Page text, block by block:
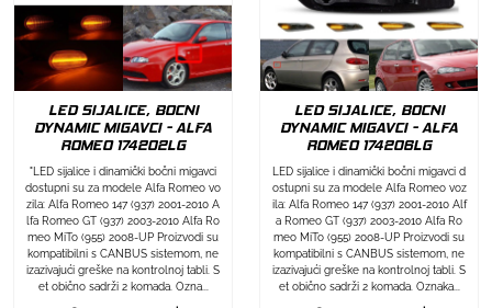
LED SIJALICE, BOCNI
DYNAMIC MIGAVCI - ALFA
ROMEO 174202LG
"LED sijalice i dinamički bočni migavci
dostupni su za modele Alfa Romeo vo
zila: Alfa Romeo 147 (937) 2001-2010 A
lfa Romeo GT (937) 2003-2010 Alfa Ro
meo MiTo (955) 2008-UP Proizvodi su
kompatibilni s CANBUS sistemom, ne
izazivajući greške na kontrolnoj tabli. S
et obično sadrži 2 komada. Ozna...
LED SIJALICE, BOCNI
DYNAMIC MIGAVCI - ALFA
ROMEO 174206LG
LED sijalice i dinamički bočni migavci d
ostupni su za modele Alfa Romeo voz
ila: Alfa Romeo 147 (937) 2001-2010 Alf
a Romeo GT (937) 2003-2010 Alfa Ro
meo MiTo (955) 2008-UP Proizvodi su
kompatibilni s CANBUS sistemom, ne
izazivajući greške na kontrolnoj tabli. S
et obično sadrži 2 komada. Oznaka...